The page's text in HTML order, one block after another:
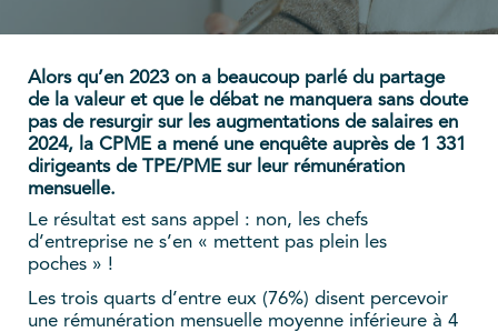
Alors qu’en 2023 on a beaucoup parlé du partage
de la valeur et que le débat ne manquera sans doute
pas de resurgir sur les augmentations de salaires en
2024, la CPME a mené une enquête auprès de 1 331
dirigeants de TPE/PME sur leur rémunération
mensuelle.
Le résultat est sans appel : non, les chefs
d’entreprise ne s’en « mettent pas plein les
poches » !
Les trois quarts d’entre eux (76%) disent percevoir
une rémunération mensuelle moyenne inférieure à 4